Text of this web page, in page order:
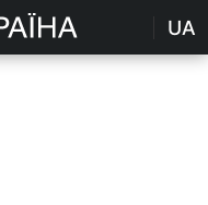
UA